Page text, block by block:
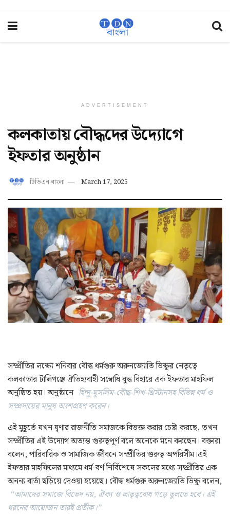
ADVERTISEMENT
কলকাতায় বৌদ্ধদের উদ্যোগে
ইফতার অনুষ্ঠান
টিডিএন বাংলা March 17, 2025
সম্প্রীতির লক্ষ্যে শনিবার বৌদ্ধ ধর্মগুরু অরুনজ্যোতি ভিক্ষুর নেতৃত্বে
কলকাতার টালিগঞ্জে ঐতিহ্যবাহী সম্বোধি বুদ্ধ বিহারে এক ইফতার মাহফিল
অনুষ্ঠিত হয়। অনুষ্ঠানে হিন্দু-মুসলিম-বৌদ্ধ-শিখ-খ্রিস্টানসহ বিভিন্ন ধর্ম ও
সম্প্রদায়ের মানুষ অংশগ্রহণ করেন।
এই মুহূর্তে যখন ঘৃণার রাজনীতি সমাজকে বিভক্ত করার চেষ্টা করছে, তখন
সম্প্রীতির এই উদ্যোগ অত্যন্ত গুরুত্বপূর্ণ বলে অনেকে মনে করছেন। বক্তারা
বলেন, পারিবারিক ও সামাজিক জীবনে সম্প্রীতির গুরুত্ব অপরিসীম।এই
ইফতার মাহফিলের মাধ্যমে ধর্ম-বর্ণ নির্বিশেষে সকলের মধ্যে সম্প্রীতির এক
অনন্য বার্তা ছড়িয়ে দেওয়া হয়েছে। বৌদ্ধ ধর্মগুরু অরুনজ্যোতি ভিক্ষু বলেন,
“আমাদের সমাজে বিভেদ নয়, ঐক্য ও ভ্রাতৃত্ববোধ গড়ে তুলতে হবে। এই
ধরনের আয়োজন তারই প্রতীক।”